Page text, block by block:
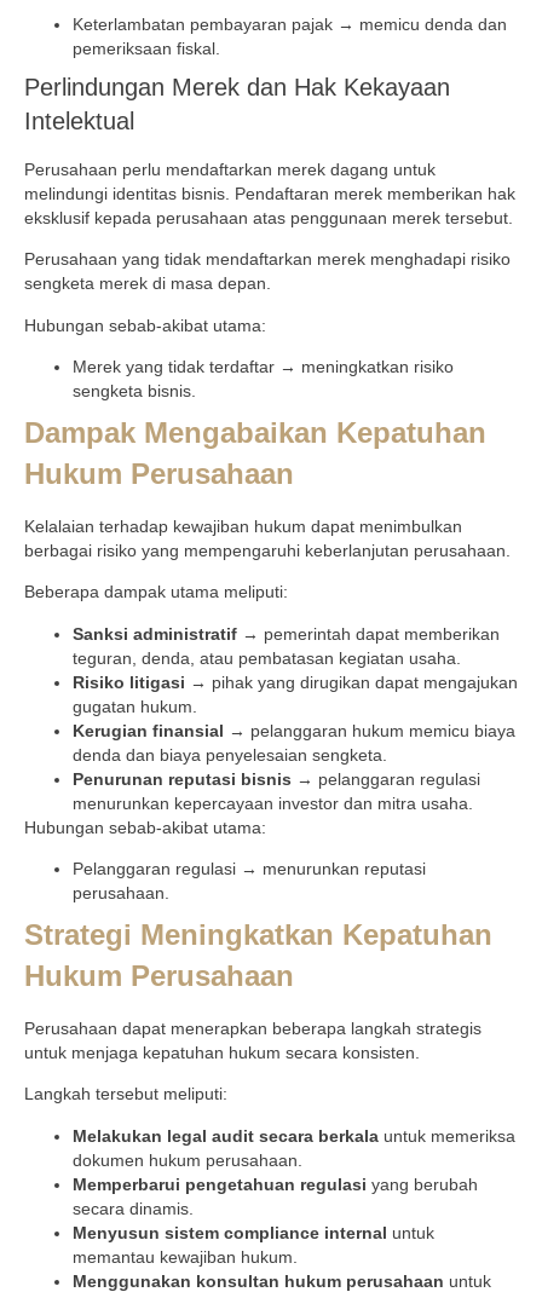
Keterlambatan pembayaran pajak → memicu denda dan
pemeriksaan fiskal.
Perlindungan Merek dan Hak Kekayaan
Intelektual
Perusahaan perlu mendaftarkan merek dagang untuk
melindungi identitas bisnis. Pendaftaran merek memberikan hak
eksklusif kepada perusahaan atas penggunaan merek tersebut.
Perusahaan yang tidak mendaftarkan merek menghadapi risiko
sengketa merek di masa depan.
Hubungan sebab-akibat utama:
Merek yang tidak terdaftar → meningkatkan risiko
sengketa bisnis.
Dampak Mengabaikan Kepatuhan
Hukum Perusahaan
Kelalaian terhadap kewajiban hukum dapat menimbulkan
berbagai risiko yang mempengaruhi keberlanjutan perusahaan.
Beberapa dampak utama meliputi:
Sanksi administratif → pemerintah dapat memberikan
teguran, denda, atau pembatasan kegiatan usaha.
Risiko litigasi → pihak yang dirugikan dapat mengajukan
gugatan hukum.
Kerugian finansial → pelanggaran hukum memicu biaya
denda dan biaya penyelesaian sengketa.
Penurunan reputasi bisnis → pelanggaran regulasi
menurunkan kepercayaan investor dan mitra usaha.
Hubungan sebab-akibat utama:
Pelanggaran regulasi → menurunkan reputasi
perusahaan.
Strategi Meningkatkan Kepatuhan
Hukum Perusahaan
Perusahaan dapat menerapkan beberapa langkah strategis
untuk menjaga kepatuhan hukum secara konsisten.
Langkah tersebut meliputi:
Melakukan legal audit secara berkala untuk memeriksa
dokumen hukum perusahaan.
Memperbarui pengetahuan regulasi yang berubah
secara dinamis.
Menyusun sistem compliance internal untuk
memantau kewajiban hukum.
Menggunakan konsultan hukum perusahaan untuk